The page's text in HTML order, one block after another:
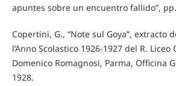
apuntes sobre un encuentro fallido”,
Copertini, G., “Note sul Goya”, extracto
l’Anno Scolastico 1926-1927 del R. Liceo
Domenico Romagnosi, Parma, Officina
1928.